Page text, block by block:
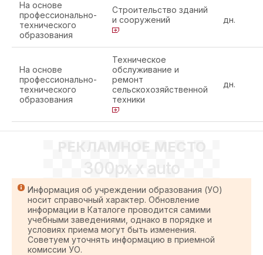
На основе
профессионально-
технического
образования
Строительство зданий
и сооружений
дн.
На основе
профессионально-
технического
образования
Техническое
обслуживание и
ремонт
сельскохозяйственной
техники
дн.
РЕКЛАМНОЕ МЕСТО
300px x auto
Информация об учреждении образования (УО)
носит справочный характер. Обновление
информации в Каталоге проводится самими
учебными заведениями, однако в порядке и
условиях приема могут быть изменения.
Советуем уточнять информацию в приемной
комиссии УО.